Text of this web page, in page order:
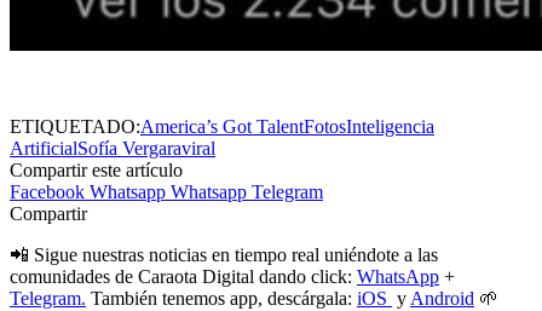
ETIQUETADO:America’s Got TalentFotosInteligencia
ArtificialSofía Vergaraviral
Compartir este artículo
Facebook Whatsapp Whatsapp Telegram
Compartir
📲 Sigue nuestras noticias en tiempo real uniéndote a las
comunidades de Caraota Digital dando click: WhatsApp +
Telegram. También tenemos app, descárgala: iOS y Android 🌱